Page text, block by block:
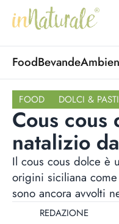
FoodBevande
FOOD DOLCI &
Cous cous
natalizio
Il cous cous dolce è
origini siciliana
sono ancora avvolti
REDAZIONE